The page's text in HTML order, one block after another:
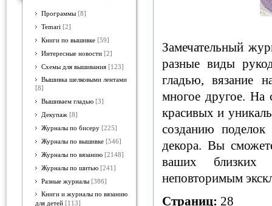
Программы [8]
Temari [2]
Книги по вышивке [59]
Интересные новости [2]
Схемы для вышивания [123]
Вышивка шелковыми лентами
[8]
Вышиваем гладью [3]
Декупаж [8]
Журналы по бисеру [225]
Журналы по вышивке [546]
Журналы по вязанию [2148]
Журналы по шитью [241]
Разные журналы [386]
Книги и журналы по вязанию
для детей [113]
Замечательный
разные виды
гладью, вязание
многое другое. На
красивых и
созданию
декора. Вы
ваших
неповторимым
Страниц: 28